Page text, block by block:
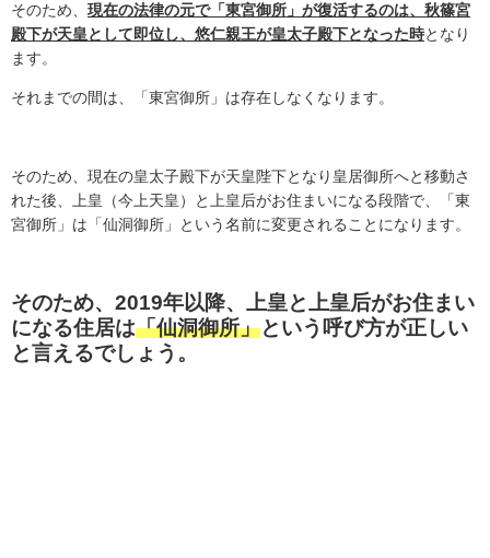
そのため、 現在の法律の元で「東宮御所」が復活するのは、秋篠宮
殿下が天皇として即位し、悠仁親王が皇太子殿下となった時 となり
ます。
それまでの間は、「東宮御所」は存在しなくなります。
そのため、現在の皇太子殿下が天皇陛下となり皇居御所へと移動さ
れた後、上皇（今上天皇）と上皇后がお住まいになる段階で、「東
宮御所」は「仙洞御所」という名前に変更されることになります。
そのため、2019年以降、上皇と上皇后がお住まい
になる住居は「仙洞御所」という呼び方が正しい
と言えるでしょう。